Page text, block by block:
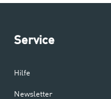
Service
Hilfe
Newsletter